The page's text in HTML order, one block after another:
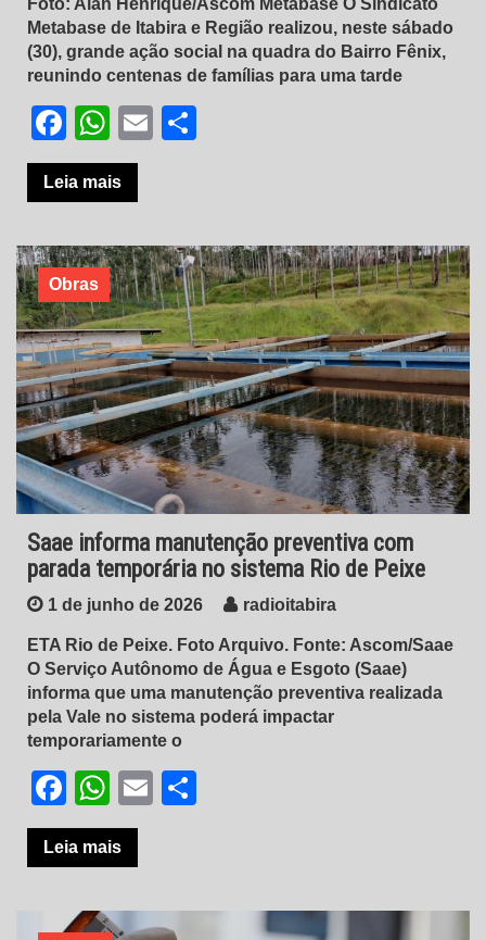
Metabase de Itabira e Região realizou, neste sábado
(30), grande ação social na quadra do Bairro Fênix,
reunindo centenas de famílias para uma tarde
Facebook
WhatsApp
Email
Leia mais
Obras
Saae informa manutenção preventiva com
parada temporária no sistema Rio de Peixe
1 de junho de 2026 radioitabira
ETA Rio de Peixe. Foto Arquivo. Fonte: Ascom/Saae
O Serviço Autônomo de Água e Esgoto (Saae)
informa que uma manutenção preventiva realizada
pela Vale no sistema poderá impactar
temporariamente o
Facebook
WhatsApp
Email
Leia mais